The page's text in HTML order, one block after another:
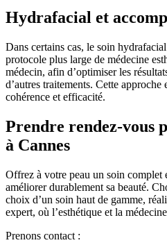
Hydrafacial et
Dans certains cas, le soin
protocole plus large de médecine
médecin, afin d’optimiser les
d’autres traitements. Cette approche
cohérence et efficacité.
Prendre rendez-vous
à Cannes
Offrez à votre peau un soin complet
améliorer durablement sa beauté.
choix d’un soin haut de gamme,
expert, où l’esthétique et la
Prenons contact :